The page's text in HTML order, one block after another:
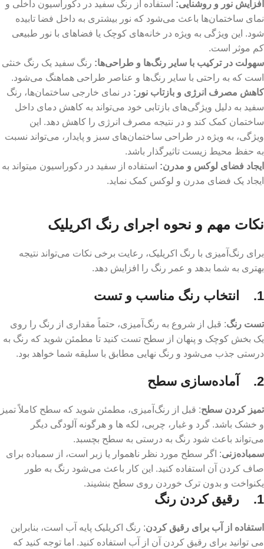
افزایش نور و روشنایی: استفاده از رنگ سفید در دکوراسیون داخلی و
نمای ساختمان‌ها باعث می‌شود که نور بیشتری به داخل فضا تابیده
شود. این ویژگی به ویژه در خانه‌های کوچک یا فضاهای با نور طبیعی
کم موثر است.
سهولت در ترکیب با سایر رنگ‌ها و طراحی‌ها: رنگ سفید یک رنگ خنثی
است که به راحتی با سایر رنگ‌ها و عناصر طراحی هماهنگ می‌شود.
کاهش مصرف انرژی و بازتاب نور: در نمای خارجی ساختمان‌ها، رنگ
سفید به دلیل ویژگی‌های بازتابی خود می‌تواند به کاهش دمای داخل
ساختمان کمک کند و در نتیجه مصرف انرژی را کاهش دهد. این
ویژگی، به ویژه در طراحی ساختمان‌های سبز و پایدار، می‌تواند نسبت
به حفظ محیط زیست تاثیرگذار باشد.
ایجاد فضای لوکس و مدرن: استفاده از سفید در دکوراسیون میتواند به
ایجاد یک فضای مدرن و لوکس کمک نماید.
نکات مهم و نحوه اجرای رنگ اکریلیک
برای رنگ‌آمیزی با رنگ اکریلیک، رعایت برخی نکات می‌تواند نتیجه
بهتری به شما بدهد و عمر رنگ را افزایش دهد.
1. انتخاب رنگ مناسب و تست
تست رنگ: قبل از شروع به رنگ‌آمیزی، حتماً مقداری از رنگ را روی
یک بخش کوچک و پنهان از سطح تست کنید تا مطمئن شوید که رنگ به
درستی جذب می‌شود و رنگ نهایی مطابق با سلیقه شما خواهد بود.
2. آماده‌سازی سطح
تمیز کردن سطح: قبل از رنگ‌آمیزی، مطمئن شوید که سطح کاملاً تمیز
و خشک باشد. گرد و غبار، چربی، لکه ‌ها و هرگونه آلودگی دیگر
می‌تواند باعث شود رنگ به درستی به سطح بچسبد.
سمباده‌زنی: اگر سطح مورد نظر ناهموار یا زبر است، از سمباده برای
صاف کردن آن استفاده کنید. این کار باعث می‌شود رنگ به طور
یکنواخت و بدون ترک خوردن روی سطح بنشیند.
1. رقیق کردن رنگ
استفاده از آب برای رقیق کردن: رنگ اکریلیک پایه آب است، بنابراین
می ‌توانید برای رقیق کردن آن از آب استفاده کنید. اما توجه کنید که